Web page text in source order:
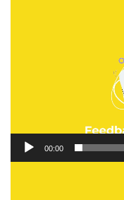
00:00